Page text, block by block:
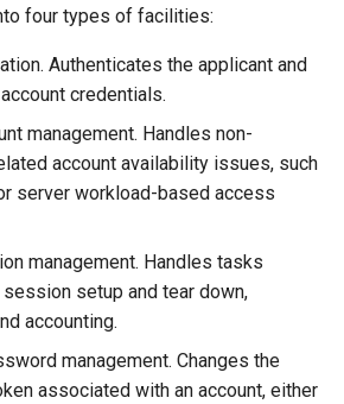
four types of facilities:
Authenticates the applicant and
credentials.
management. Handles non-
account availability issues, such
server workload-based access
management. Handles tasks
setup and tear down,
accounting.
management. Changes the
associated with an account, either